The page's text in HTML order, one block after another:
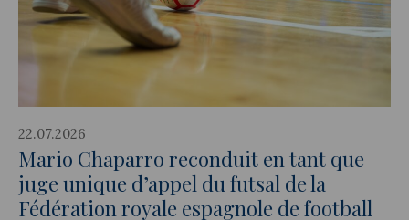
22.07.2026
Mario Chaparro reconduit en tant que
juge unique d’appel du futsal de la
Fédération royale espagnole de football